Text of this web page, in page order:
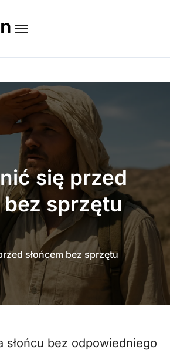
się przed
bez sprzętu
słońcem bez sprzętu